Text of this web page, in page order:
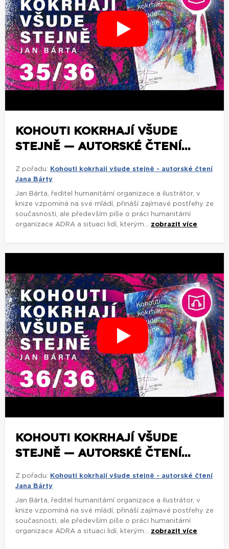
KOHOUTI KOKRHAJÍ VŠUDE
STEJNĚ — AUTORSKÉ ČTENÍ...
Z pořadu:
Kohouti kokrhají všude stejně - autorské čtení
Jana Bárty
Jan Bárta, ředitel humanitární organizace a ilustrátor, v
knize vzpomíná na své mládí, přináší zajímavé postřehy ze
současnosti, ale především píše o práci humanitární
organizace ADRA a situaci lidí, kterým... zobrazit více
KOHOUTI KOKRHAJÍ VŠUDE
STEJNĚ — AUTORSKÉ ČTENÍ...
Z pořadu:
Kohouti kokrhají všude stejně - autorské čtení
Jana Bárty
Jan Bárta, ředitel humanitární organizace a ilustrátor, v
knize vzpomíná na své mládí, přináší zajímavé postřehy ze
současnosti, ale především píše o práci humanitární
organizace ADRA a situaci lidí, kterým... zobrazit více